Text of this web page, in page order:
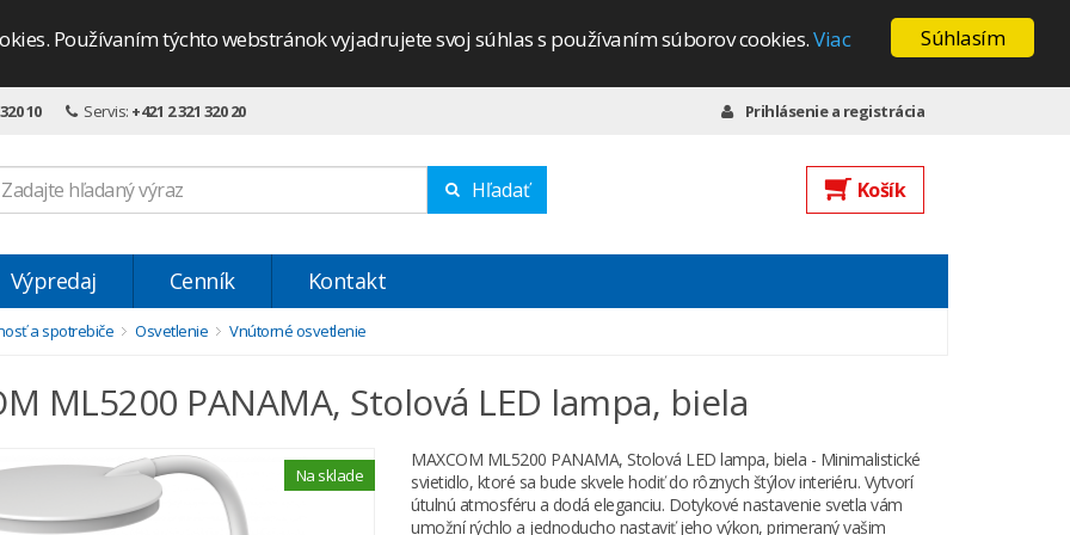
Súhlasím
Používaním týchto webstránok vyjadrujete svoj súhlas s používaním súborov cookies.Viac
10 Servis: +421 2 321 320 20 Prihlásenie a registrácia
Hľadať Košík
Výpredaj Cenník Kontakt
a spotrebiče Osvetlenie Vnútorné osvetlenie
ML5200 PANAMA, Stolová LED lampa, biela
Na sklade
MAXCOM ML5200 PANAMA, Stolová LED lampa, biela - Minimalistické
svietidlo, ktoré sa bude skvele hodiť do rôznych štýlov interiéru. Vytvorí
útulnú atmosféru a dodá eleganciu. Dotykové nastavenie svetla vám
umožní rýchlo a jednoducho nastaviť jeho výkon, primeraný vašim